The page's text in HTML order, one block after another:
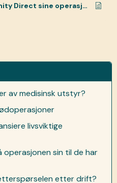
av medisinsk utstyr?
livsviktige
sin til de har
etter drift?
Hvordan finansierer Humanity Direct sine operasjonsstuer og operasjoner?